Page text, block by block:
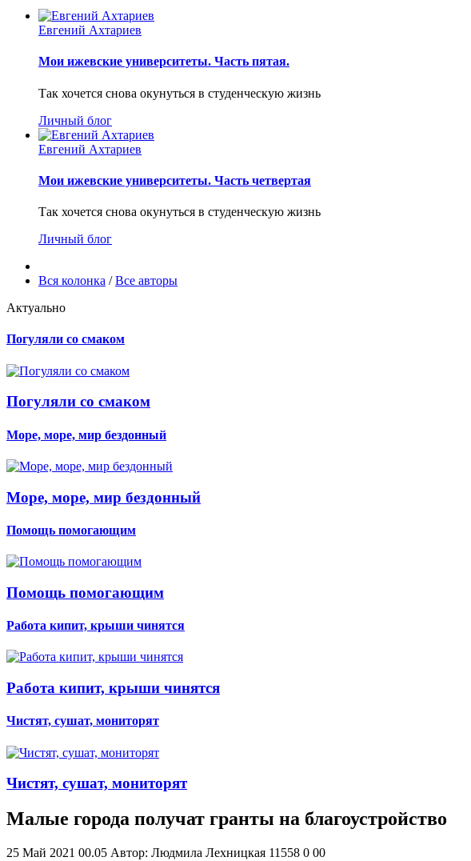
Евгений Ахтариев
Мои ижевские университеты. Часть пятая.
Так хочется снова окунуться в студенческую жизнь
Личный блог
Евгений Ахтариев
Мои ижевские университеты. Часть четвертая
Так хочется снова окунуться в студенческую жизнь
Личный блог
Вся колонка /Все авторы
Актуально
Погуляли со смаком
Погуляли со смаком
Море, море, мир бездонный
Море, море, мир бездонный
Помощь помогающим
Помощь помогающим
Работа кипит, крыши чинятся
Работа кипит, крыши чинятся
Чистят, сушат, мониторят
Чистят, сушат, мониторят
Малые города получат гранты на благоустройство
25 Май 2021 00.05 Автор: Людмила Лехницкая 11558 0 00